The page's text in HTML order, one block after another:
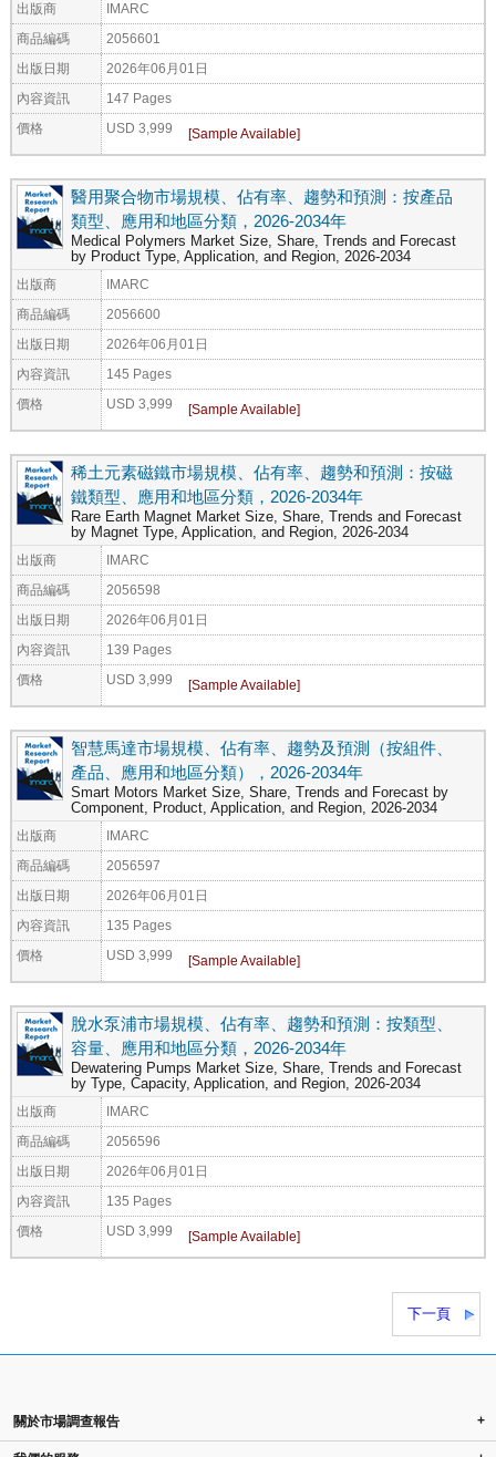
出版商 IMARC
商品編碼 2056601
出版日期 2026年06月01日
內容資訊 147 Pages
價格 USD 3,999
醫用聚合物市場規模、佔有率、趨勢和預測：按產品
類型、應用和地區分類，2026-2034年
Medical Polymers Market Size, Share, Trends and Forecast
by Product Type, Application, and Region, 2026-2034
出版商 IMARC
商品編碼 2056600
出版日期 2026年06月01日
內容資訊 145 Pages
價格 USD 3,999
稀土元素磁鐵市場規模、佔有率、趨勢和預測：按磁
鐵類型、應用和地區分類，2026-2034年
Rare Earth Magnet Market Size, Share, Trends and Forecast
by Magnet Type, Application, and Region, 2026-2034
出版商 IMARC
商品編碼 2056598
出版日期 2026年06月01日
內容資訊 139 Pages
價格 USD 3,999
智慧馬達市場規模、佔有率、趨勢及預測（按組件、
產品、應用和地區分類），2026-2034年
Smart Motors Market Size, Share, Trends and Forecast by
Component, Product, Application, and Region, 2026-2034
出版商 IMARC
商品編碼 2056597
出版日期 2026年06月01日
內容資訊 135 Pages
價格 USD 3,999
脫水泵浦市場規模、佔有率、趨勢和預測：按類型、
容量、應用和地區分類，2026-2034年
Dewatering Pumps Market Size, Share, Trends and Forecast
by Type, Capacity, Application, and Region, 2026-2034
出版商 IMARC
商品編碼 2056596
出版日期 2026年06月01日
內容資訊 135 Pages
價格 USD 3,999
下一頁
關於市場調查報告 +